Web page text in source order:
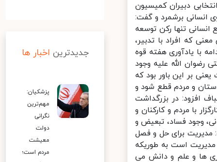
آزمون انتخابی دبیران کمیسیون
برشمرد و گفت:
تنها رکن توسعه
که افراد با تدبیر،
با یادآوری هفته قوه
الله علیه وجود
بر این باور بود که
و مردم قطع شود و
افزود: در بزرگداشت
با مردم و کارکنان و
وجود فساد، تبعیض و
برای حل و فصل
است به طوریکه
ها و علم و دانش می
جدیدترین اخبار ها
پزشکیان:
مهم‌ترین
نگرانی
دولت
معیشت
مردم است؛